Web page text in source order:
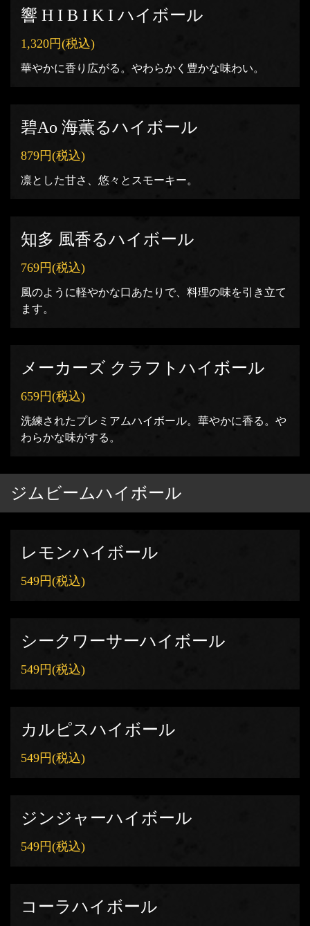
響 H I B I K I ハイボール
1,320円(税込)
華やかに香り広がる。やわらかく豊かな味わい。
碧Ao 海薫るハイボール
879円(税込)
凛とした甘さ、悠々とスモーキー。
知多 風香るハイボール
769円(税込)
風のように軽やかな口あたりで、料理の味を引き立て
ます。
メーカーズ クラフトハイボール
659円(税込)
洗練されたプレミアムハイボール。華やかに香る。や
わらかな味がする。
ジムビームハイボール
レモンハイボール
549円(税込)
シークワーサーハイボール
549円(税込)
カルピスハイボール
549円(税込)
ジンジャーハイボール
549円(税込)
コーラハイボール